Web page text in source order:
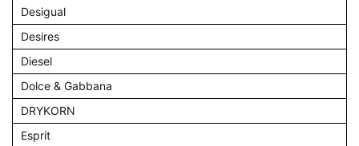
Desigual
Desires
Diesel
Dolce & Gabbana
DRYKORN
Esprit